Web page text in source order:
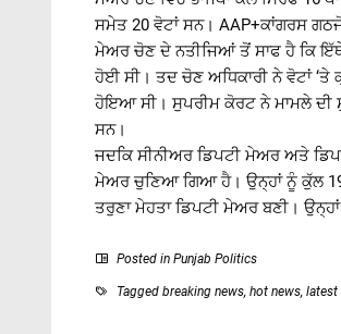
ਸਮੇਤ 20 ਵੋਟਾਂ ਸਨ। AAP+ਕਾਂਗਰਸ
ਮੇਅਰ ਚੋਣ ਦੇ ਨਤੀਜਿਆਂ ਤੋਂ ਸਾਫ ਹੈ ਕਿ
ਹੋਈ ਸੀ। ਤਦ ਚੋਣ ਅਧਿਕਾਰੀ ਨੇ ਵੋਟਾਂ ‘ਤੇ
ਹੋਇਆ ਸੀ। ਸੁਪਰੀਮ ਕੋਰਟ ਨੇ ਮਾਮਲੇ ਦੀ
ਸਨ।
ਜਦਕਿ ਸੀਨੀਅਰ ਡਿਪਟੀ ਮੇਅਰ ਅਤੇ
ਮੇਅਰ ਚੁਣਿਆ ਗਿਆ ਹੈ। ਉਨ੍ਹਾਂ ਨੂੰ ਕੁੱਲ 19
ਤਰੁਣਾ ਮੇਹਤਾ ਡਿਪਟੀ ਮੇਅਰ ਬਣੀ।
Posted in Punjab Politics
Tagged breaking news, hot news, latest